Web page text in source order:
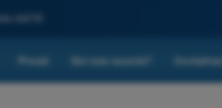
dall'IA
Prezzi Sei una scuola? Contattaci